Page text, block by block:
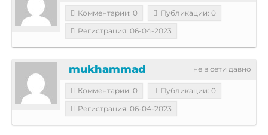
Комментарии: 0
Публикации: 0
Регистрация: 06-04-2023
не в сети давно
mukhammad
Комментарии: 0
Публикации: 0
Регистрация: 06-04-2023